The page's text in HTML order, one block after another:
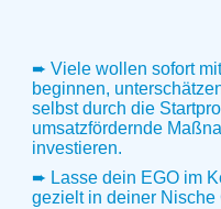
➨ Viele wollen sofort
beginnen,
selbst durch die
umsatzfördernde
investieren.
➨ Lasse dein EGO im
gezielt in deiner